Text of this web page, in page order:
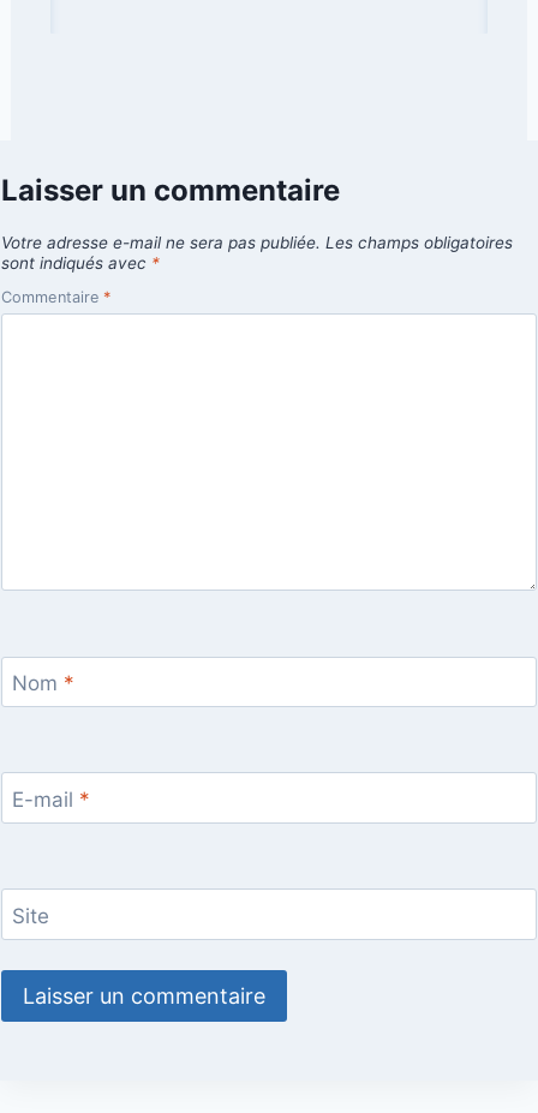
Laisser un commentaire
Votre adresse e-mail ne sera pas publiée. Les champs obligatoires
sont indiqués avec *
Commentaire *
Nom *
E-mail *
Site